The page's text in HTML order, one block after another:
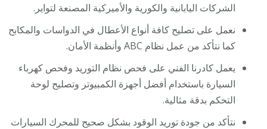
الشركات اليابانية والكورية والأميركية المصنعة لتواير.
نعمل على تصليح كافة أنواع الأعطال في الدواسات والمكابح
كما نتأكد من عمل نظام ABC وأنظمة الأمان.
يعمل كادرنا الفني على فحص نظام التوريد وفحص كهرباء
السيارة باستخدام أفضل أجهزة الكمبيوتر وتصليح لوحة
التحكم بدقة مثالية.
نتأكد من جودة توريد الوقود بشكل صحيح للمحرك السيارات